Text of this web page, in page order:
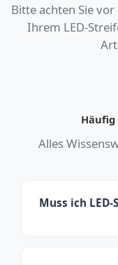
Bitte achten Sie
Ihrem LED-
Häufig
Alles
Muss ich
und Wago-